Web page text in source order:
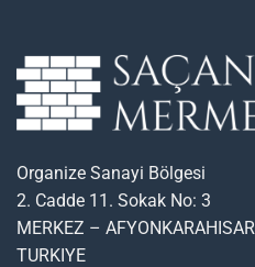
Organize Sanayi Bölgesi
2. Cadde 11. Sokak No: 3
MERKEZ – AFYONKARAHISAR
TURKIYE